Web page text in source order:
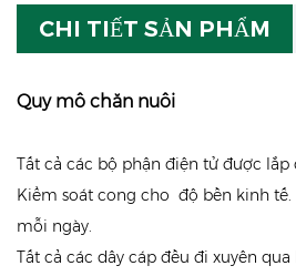
CHI TIẾT SẢN PHẨM
Quy mô chăn nuôi
Tất cả các bộ phận điện tử được lắp
Kiểm soát cong cho độ bền kinh
mỗi ngày.
Tất cả các dây cáp đều đi xuyên